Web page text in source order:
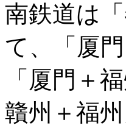
南鉄道は
て、「厦
「厦門＋
贛州＋福